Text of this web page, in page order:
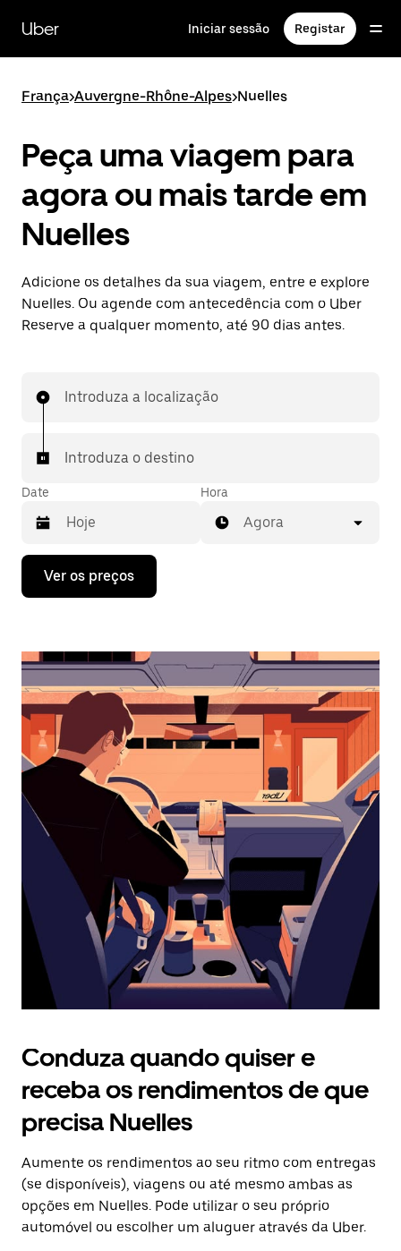
para
conteúdo
Uber Iniciar sessão Registar
França>Auvergne-Rhône-Alpes>Nuelles
Peça uma viagem para
agora ou mais tarde em
Nuelles
Adicione os detalhes da sua viagem, entre e explore
Nuelles. Ou agende com antecedência com o Uber
Reserve a qualquer momento, até 90 dias antes.
Introduza a localização
Introduza o destino
Date
Prima
tecla
interagir
o
calendário
selecionar
uma
data.
Prima
o
botão
o
calendário.
Hora
Agora
Ver os preços
Conduza quando quiser e
receba os rendimentos de que
precisa Nuelles
Aumente os rendimentos ao seu ritmo com entregas
(se disponíveis), viagens ou até mesmo ambas as
opções em Nuelles. Pode utilizar o seu próprio
automóvel ou escolher um aluguer através da Uber.